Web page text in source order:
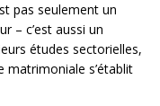
pas seulement un
– c’est aussi un
études sectorielles,
matrimoniale s’établit